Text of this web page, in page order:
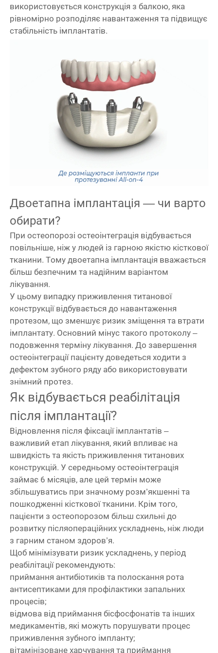
використовується конструкція з балкою, яка
рівномірно розподіляє навантаження та підвищує
стабільність імплантатів.
Двоетапна імплантація — чи варто
обирати?
При остеопорозі остеоінтеграція відбувається
повільніше, ніж у людей із гарною якістю кісткової
тканини. Тому двоетапна імплантація вважається
більш безпечним та надійним варіантом
лікування.
У цьому випадку приживлення титанової
конструкції відбувається до навантаження
протезом, що зменшує ризик зміщення та втрати
імплантату. Основний мінус такого протоколу –
подовження терміну лікування. До завершення
остеоінтеграції пацієнту доведеться ходити з
дефектом зубного ряду або використовувати
знімний протез.
Як відбувається реабілітація
після імплантації?
Відновлення після фіксації імплантатів –
важливий етап лікування, який впливає на
швидкість та якість приживлення титанових
конструкцій. У середньому остеоінтеграція
займає 6 місяців, але цей термін може
збільшуватись при значному розм’якшенні та
пошкодженні кісткової тканини. Крім того,
пацієнти з остеопорозом більш схильні до
розвитку післяопераційних ускладнень, ніж люди
з гарним станом здоров’я.
Щоб мінімізувати ризик ускладнень, у період
реабілітації рекомендують:
приймання антибіотиків та полоскання рота
антисептиками для профілактики запальних
процесів;
відмова від приймання бісфосфонатів та інших
медикаментів, які можуть порушувати процес
приживлення зубного імпланту;
вітамінізоване харчування та приймання